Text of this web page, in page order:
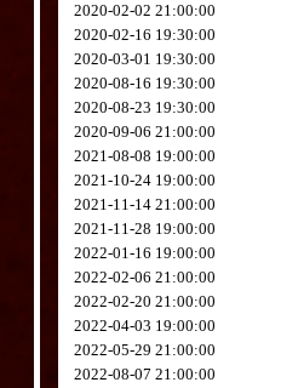
2020-02-02 21:00:00
2020-02-16 19:30:00
2020-03-01 19:30:00
2020-08-16 19:30:00
2020-08-23 19:30:00
2020-09-06 21:00:00
2021-08-08 19:00:00
2021-10-24 19:00:00
2021-11-14 21:00:00
2021-11-28 19:00:00
2022-01-16 19:00:00
2022-02-06 21:00:00
2022-02-20 21:00:00
2022-04-03 19:00:00
2022-05-29 21:00:00
2022-08-07 21:00:00